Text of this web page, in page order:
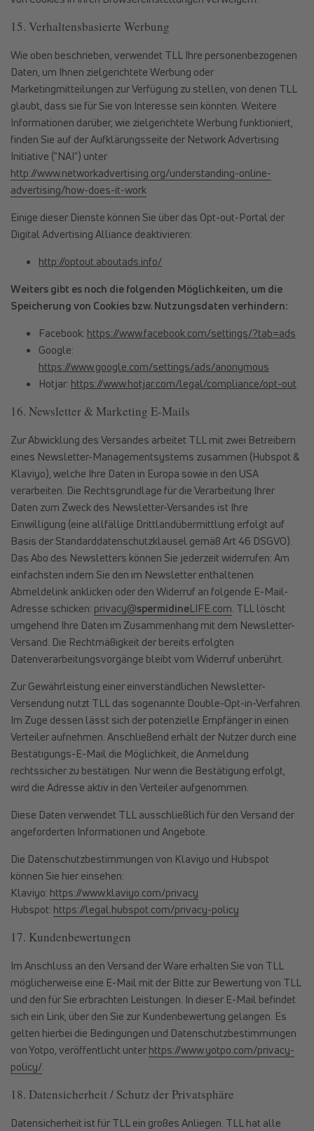
15. Verhaltensbasierte Werbung
Wie oben beschrieben, verwendet TLL Ihre personenbezogenen
Daten, um Ihnen zielgerichtete Werbung oder
Marketingmitteilungen zur Verfügung zu stellen, von denen TLL
glaubt, dass sie für Sie von Interesse sein könnten. Weitere
Informationen darüber, wie zielgerichtete Werbung funktioniert,
finden Sie auf der Aufklärungsseite der Network Advertising
Initiative ("NAI") unter
http://www.networkadvertising.org/understanding-online-
advertising/how-does-it-work
Einige dieser Dienste können Sie über das Opt-out-Portal der
Digital Advertising Alliance deaktivieren:
http://optout.aboutads.info/
Weiters gibt es noch die folgenden Möglichkeiten, um die
Speicherung von Cookies bzw. Nutzungsdaten verhindern:
Facebook: https://www.facebook.com/settings/?tab=ads
Google:
https://www.google.com/settings/ads/anonymous
Hotjar: https://www.hotjar.com/legal/compliance/opt-out
16. Newsletter & Marketing E-Mails
Zur Abwicklung des Versandes arbeitet TLL mit zwei Betreibern
eines Newsletter-Managementsystems zusammen (Hubspot &
Klaviyo), welche Ihre Daten in Europa sowie in den USA
verarbeiten. Die Rechtsgrundlage für die Verarbeitung Ihrer
Daten zum Zweck des Newsletter-Versandes ist Ihre
Einwilligung (eine allfällige Drittlandübermittlung erfolgt auf
Basis der Standarddatenschutzklausel gemäß Art 46 DSGVO).
Das Abo des Newsletters können Sie jederzeit widerrufen: Am
einfachsten indem Sie den im Newsletter enthaltenen
Abmeldelink anklicken oder den Widerruf an folgende E-Mail-
Adresse schicken: privacy@spermidineLIFE.com. TLL löscht
umgehend Ihre Daten im Zusammenhang mit dem Newsletter-
Versand. Die Rechtmäßigkeit der bereits erfolgten
Datenverarbeitungsvorgänge bleibt vom Widerruf unberührt.
Zur Gewährleistung einer einverständlichen Newsletter-
Versendung nutzt TLL das sogenannte Double-Opt-in-Verfahren.
Im Zuge dessen lässt sich der potenzielle Empfänger in einen
Verteiler aufnehmen. Anschließend erhält der Nutzer durch eine
Bestätigungs-E-Mail die Möglichkeit, die Anmeldung
rechtssicher zu bestätigen. Nur wenn die Bestätigung erfolgt,
wird die Adresse aktiv in den Verteiler aufgenommen.
Diese Daten verwendet TLL ausschließlich für den Versand der
angeforderten Informationen und Angebote.
Die Datenschutzbestimmungen von Klaviyo und Hubspot
können Sie hier einsehen:
Klaviyo: https://www.klaviyo.com/privacy
Hubspot: https://legal.hubspot.com/privacy-policy
17. Kundenbewertungen
Im Anschluss an den Versand der Ware erhalten Sie von TLL
möglicherweise eine E-Mail mit der Bitte zur Bewertung von TLL
und den für Sie erbrachten Leistungen. In dieser E-Mail befindet
sich ein Link, über den Sie zur Kundenbewertung gelangen. Es
gelten hierbei die Bedingungen und Datenschutzbestimmungen
von Yotpo, veröffentlicht unter https://www.yotpo.com/privacy-
policy/.
18. Datensicherheit / Schutz der Privatsphäre
Datensicherheit ist für TLL ein großes Anliegen. TLL hat alle